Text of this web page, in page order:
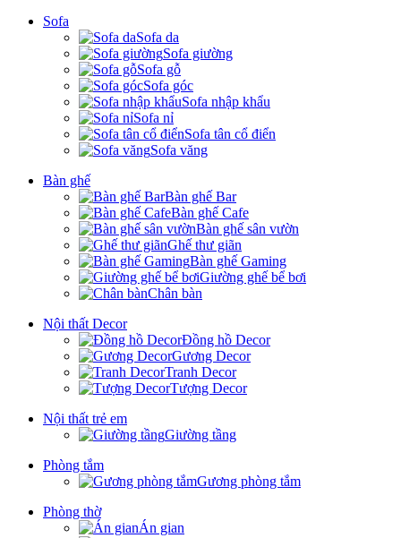
Sofa
Sofa da
Sofa giường
Sofa gỗ
Sofa góc
Sofa nhập khẩu
Sofa nỉ
Sofa tân cổ điển
Sofa văng
Bàn ghế
Bàn ghế Bar
Bàn ghế Cafe
Bàn ghế sân vườn
Ghế thư giãn
Bàn ghế Gaming
Giường ghế bể bơi
Chân bàn
Nội thất Decor
Đồng hồ Decor
Gương Decor
Tranh Decor
Tượng Decor
Nội thất trẻ em
Giường tầng
Phòng tắm
Gương phòng tắm
Phòng thờ
Án gian